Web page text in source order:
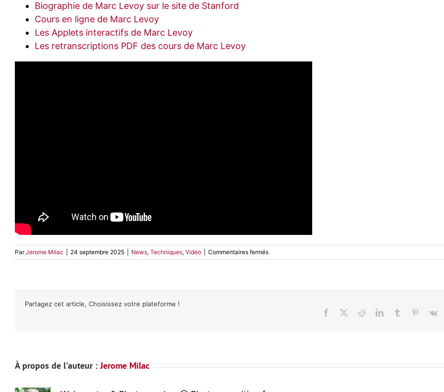
Biographie de Marc Levoy sur le site de Stanford
Cours en ligne de Marc Levoy
Les Applets interactifs de Marc Levoy
Les retranscriptions PDF des cours de Marc Levoy
ParJerome Milac 24 septembre 2025 News, Techniques, Vidéo Commentaires ferméssur
Maîtriser
Levoy
Partagez cet article, Choisissez votre plateforme !
Facebook
RedditLinkedInTumblr Pinterest
Vk
À propos de l'auteur :Jerome Milac